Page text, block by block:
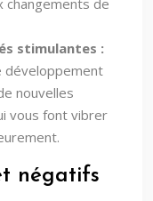
changements de
stimulantes :
développement
nouvelles
vous font vibrer
négatifs